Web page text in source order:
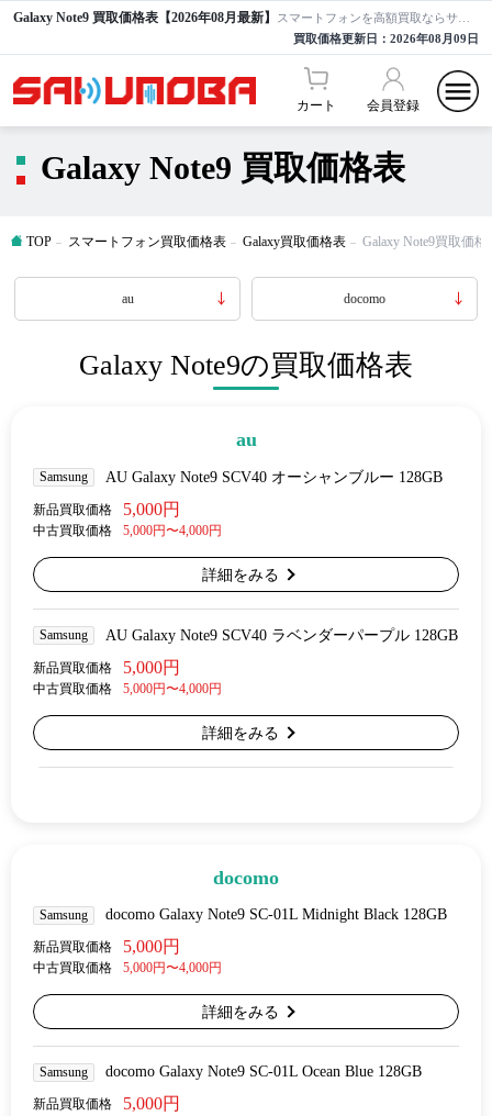
Galaxy Note9 買取価格表【2026年08月最新】
買取価格更新日： 2026年08月09日
カート 会員登録
Galaxy Note9 買取価格表
TOP スマートフォン買取価格表 Galaxy買取価格表 Galaxy Note9買取価格
au docomo
Galaxy Note9の買取価格表
au
Samsung AU Galaxy Note9 SCV40 オーシャンブルー 128GB
新品買取価格 5,000円
中古買取価格 5,000円〜4,000円
詳細をみる
Samsung AU Galaxy Note9 SCV40 ラベンダーパープル 128GB
新品買取価格 5,000円
中古買取価格 5,000円〜4,000円
詳細をみる
docomo
Samsung docomo Galaxy Note9 SC-01L Midnight Black 128GB
新品買取価格 5,000円
中古買取価格 5,000円〜4,000円
詳細をみる
Samsung docomo Galaxy Note9 SC-01L Ocean Blue 128GB
新品買取価格 5,000円